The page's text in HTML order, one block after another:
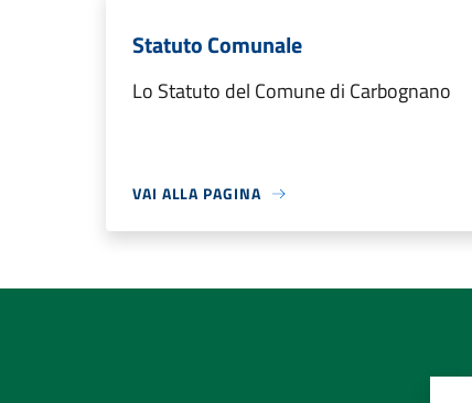
Statuto Comunale
Lo Statuto del Comune di Carbognano
VAI ALLA PAGINA